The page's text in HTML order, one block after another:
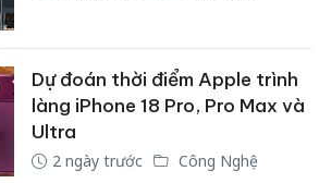
Dự đoán thời điểm Apple trình
làng iPhone 18 Pro, Pro Max và
Ultra
2 ngày trước Công Nghệ